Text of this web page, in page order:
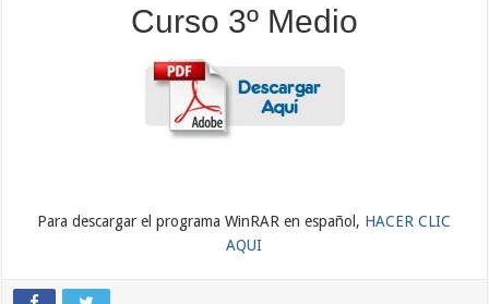
Curso 3º Medio
Para descargar el programa WinRAR en español, HACER CLIC
AQUI